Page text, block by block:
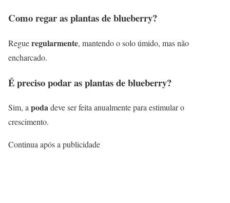
Como regar as plantas de blueberry?
Regueregularmente, mantendo o solo úmido, mas não
encharcado.
É preciso podar as plantas de blueberry?
Sim, apodadeve ser feita anualmente para estimular o
crescimento.
Continua após a publicidade